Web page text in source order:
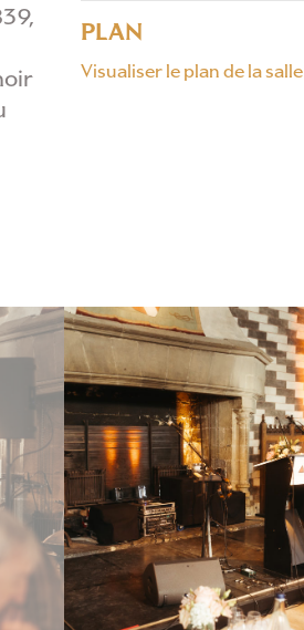
PLAN
Visualiser le plan de la salle